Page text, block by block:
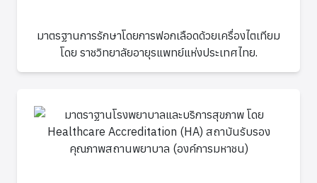
มาตรฐานการรักษาโดยการฟอกเลือดด้วยเครื่องไตเทียม
โดย ราชวิทยาลัยอายุรแพทย์แห่งประเทศไทย.